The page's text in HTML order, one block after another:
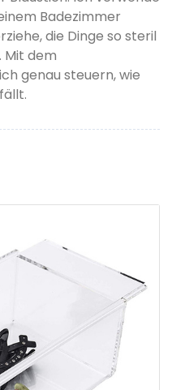
Badezimmer
die Dinge so steril
Mit dem
genau steuern, wie